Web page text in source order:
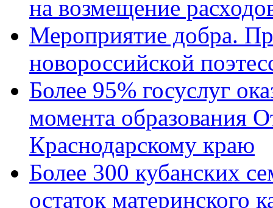
на возмещение
Мероприятие добра.
новороссийской
Более 95% госуслуг
момента образования
Краснодарскому краю
Более 300 кубанских
остаток материнского